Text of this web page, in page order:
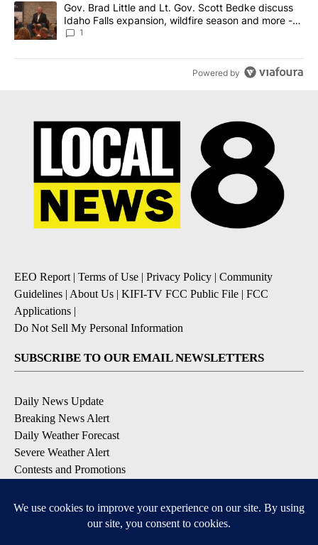
A trending article titled "Gov. Brad Little and Lt. Gov. Scott
Gov. Brad Little and Lt. Gov. Scott Bedke discuss
Idaho Falls expansion, wildfire season and more -
Local News 8
1
Powered by
EEO Report | Terms of Use | Privacy Policy | Community
Guidelines | About Us | KIFI-TV FCC Public File | FCC
Applications |
Do Not Sell My Personal Information
SUBSCRIBE TO OUR EMAIL NEWSLETTERS
Daily News Update
Breaking News Alert
Daily Weather Forecast
Severe Weather Alert
Contests and Promotions